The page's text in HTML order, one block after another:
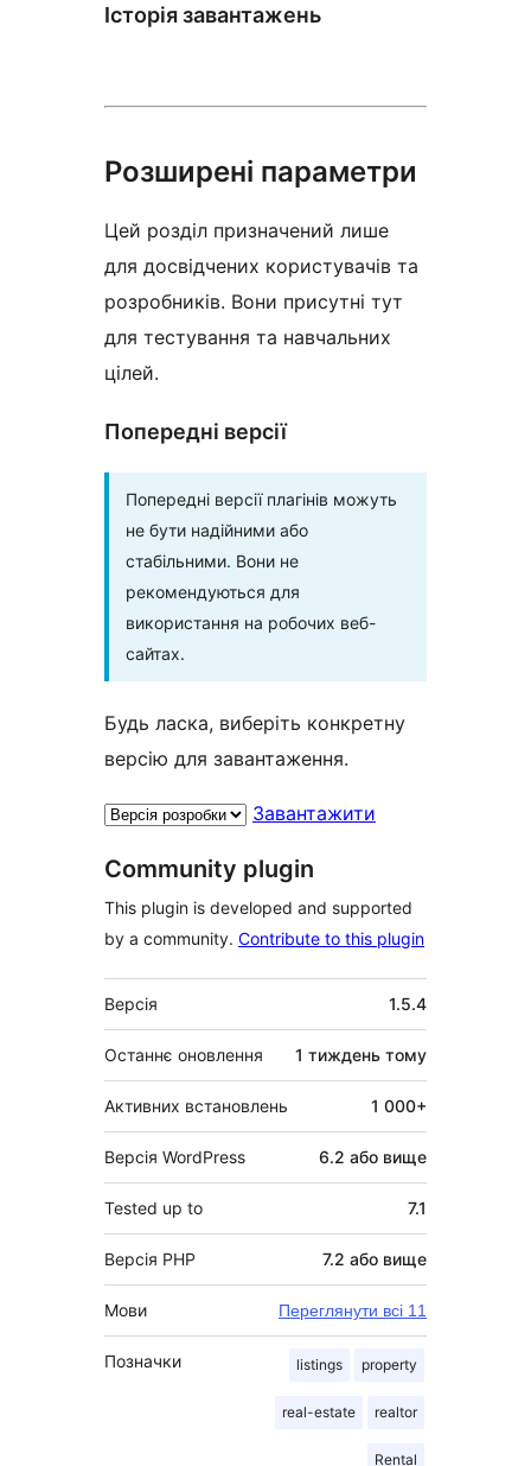
Історія завантажень
Розширені параметри
Цей розділ призначений лише
для досвідчених користувачів та
розробників. Вони присутні тут
для тестування та навчальних
цілей.
Попередні версії
Попередні версії плагінів можуть
не бути надійними або
стабільними. Вони не
рекомендуються для
використання на робочих веб-
сайтах.
Будь ласка, виберіть конкретну
версію для завантаження.
Завантажити
Community plugin
This plugin is developed and supported
by a community. Contribute to this plugin
Мета
Версія 1.5.4
Останнє оновлення 1 тиждень тому
Активних встановлень 1 000+
Версія WordPress 6.2 або вище
Tested up to 7.1
Версія PHP 7.2 або вище
Мови Переглянути всі 11
Позначки listings property
real-estate realtor
Rental